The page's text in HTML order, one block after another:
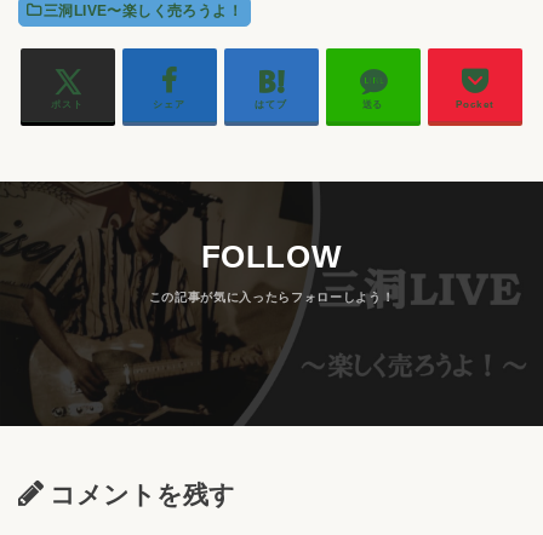
三洞LIVE〜楽しく売ろうよ！
ポスト シェア はてブ 送る Pocket
FOLLOW
コメントを残す